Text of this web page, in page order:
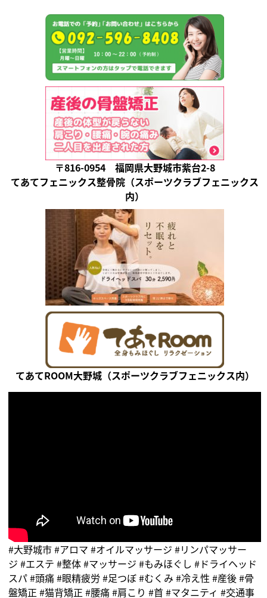
〒816-0954 福岡県大野城市紫台2-8
てあてフェニックス整骨院（スポーツクラブフェニックス
内）
てあてROOM大野城（スポーツクラブフェニックス内）
#大野城市 #アロマ #オイルマッサージ #リンパマッサー
ジ #エステ #整体 #マッサージ #もみほぐし #ドライヘッド
スパ #頭痛 #眼精疲労 #足つぼ #むくみ #冷え性 #産後 #骨
盤矯正 #猫背矯正 #腰痛 #肩こり #首 #マタニティ #交通事